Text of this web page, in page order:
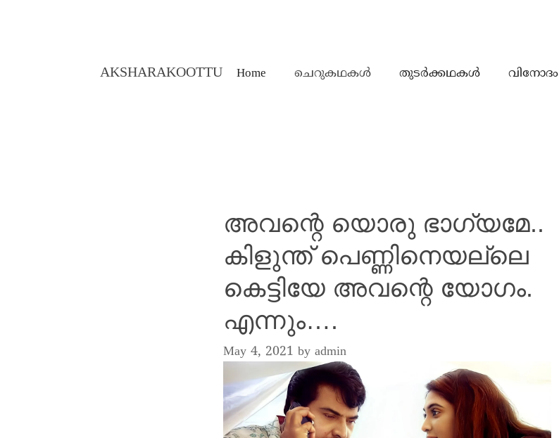
AKSHARAKOOTTU Home ചെറുകഥകൾ തുടർക്കഥകൾ വിനോദം
അവന്റെ യൊരു ഭാഗ്യമേ..
കിളുന്ത് പെണ്ണിനെയല്ലെ
കെട്ടിയേ അവന്റെ യോഗം.
എന്നും….
May 4, 2021 by admin